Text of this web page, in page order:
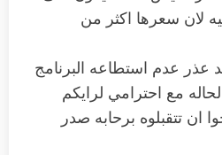
لان سعرها اكثر من
عذر عدم استطاعه البرنامج
مع احترامي لرايكم
ان تتقبلوه برحابه صدر